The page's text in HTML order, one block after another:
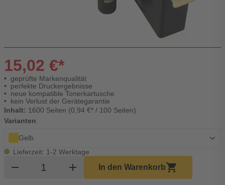
15,02 €*
geprüfte Markenqualität
perfekte Druckergebnisse
neue kompatible Tonerkartusche
kein Verlust der Gerätegarantie
Inhalt: 1600 Seiten (0,94 €* / 100 Seiten)
Varianten
Gelb
Lieferzeit: 1-2 Werktage
remove Produkt Warenkorb Menge
add In den Warenkorbshopping_cart